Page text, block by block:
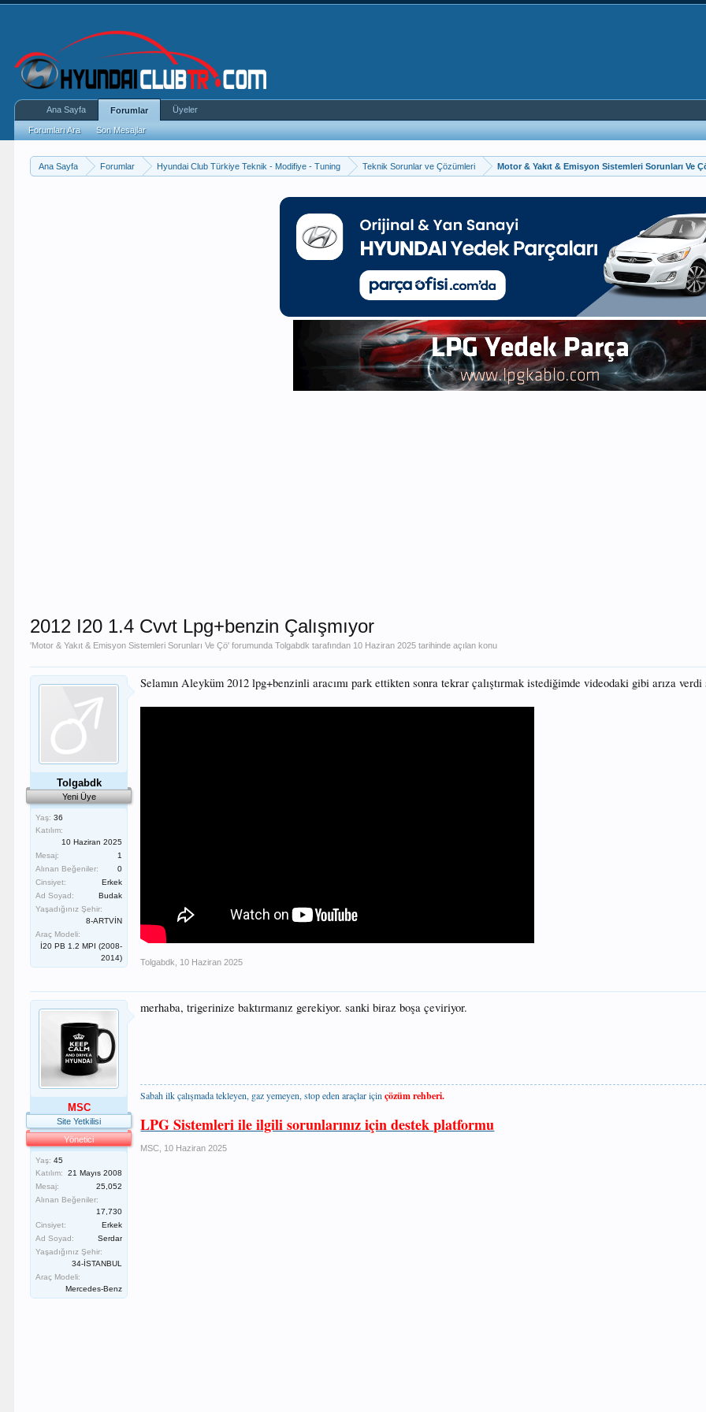
Ana Sayfa Forumlar Hyundai Club Türkiye Teknik - Modifiye - Tuning Teknik Sorunlar ve Çözümleri Motor & Yakıt & Emisyon Sistemleri Sorunları Ve
2012 I20 1.4 Cvvt Lpg+benzin Çalışmıyor
'Motor & Yakıt & Emisyon Sistemleri Sorunları Ve Çö' forumundaTolgabdk tarafından 10 Haziran 2025 tarihinde açılan konu
Tolgabdk
Yeni Üye
Yaş: 36
Katılım:
10 Haziran 2025
Mesaj:
1
Alınan Beğeniler:
0
Cinsiyet:
Erkek
Ad Soyad:
Budak
Yaşadığınız Şehir:
8-ARTVİN
Araç Modeli:
İ20 PB 1.2 MPI (2008-
2014)
Selamın Aleyküm 2012 lpg+benzinli aracımı park ettikten sonra tekrar çalıştırmak istediğimde videodaki gibi arıza
Tolgabdk 10 Haziran 2025
MSC
Site Yetkilisi
Yönetici
Yaş: 45
Katılım:
21 Mayıs 2008
Mesaj:
25,052
Alınan Beğeniler:
17,730
Cinsiyet:
Erkek
Ad Soyad:
Serdar
Yaşadığınız Şehir:
34-İSTANBUL
Araç Modeli:
Mercedes-Benz
merhaba, trigerinize baktırmanız gerekiyor. sanki biraz boşa çeviriyor.
Sabah ilk çalışmada tekleyen, gaz yemeyen, stop eden araçlar içinçözüm rehberi.
LPG Sistemleri ile ilgili sorunlarınız için destek platformu
MSC 10 Haziran 2025
Ana Sayfa Forumlar
Forumları Ara Son Mesajlar
Üyeler